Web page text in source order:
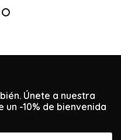
Únete a nuestra
un -10% de bienvenida